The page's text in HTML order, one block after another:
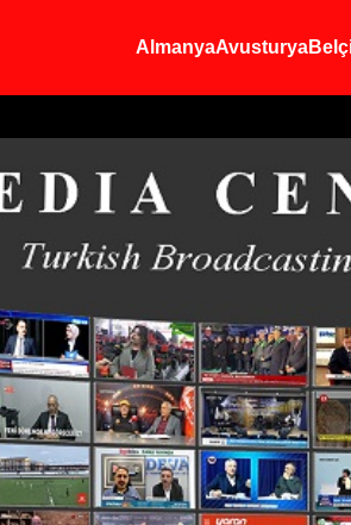
AlmanyaAvusturya